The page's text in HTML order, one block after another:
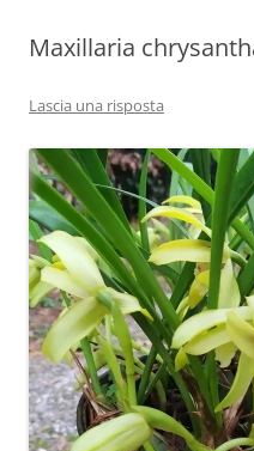
Maxillaria
Lascia una risposta